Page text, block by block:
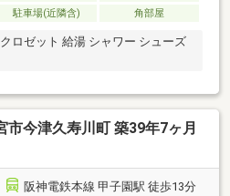
駐車場(近隣含) 角部屋
ロゼット 給湯 シャワー シューズ
市今津久寿川町 築39年7ヶ月
阪神電鉄本線 甲子園駅 徒歩13分